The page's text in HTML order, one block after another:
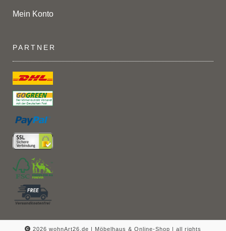
Mein Konto
PARTNER
2026 wohnArt26.de | Möbelhaus & Online-Shop | all rights